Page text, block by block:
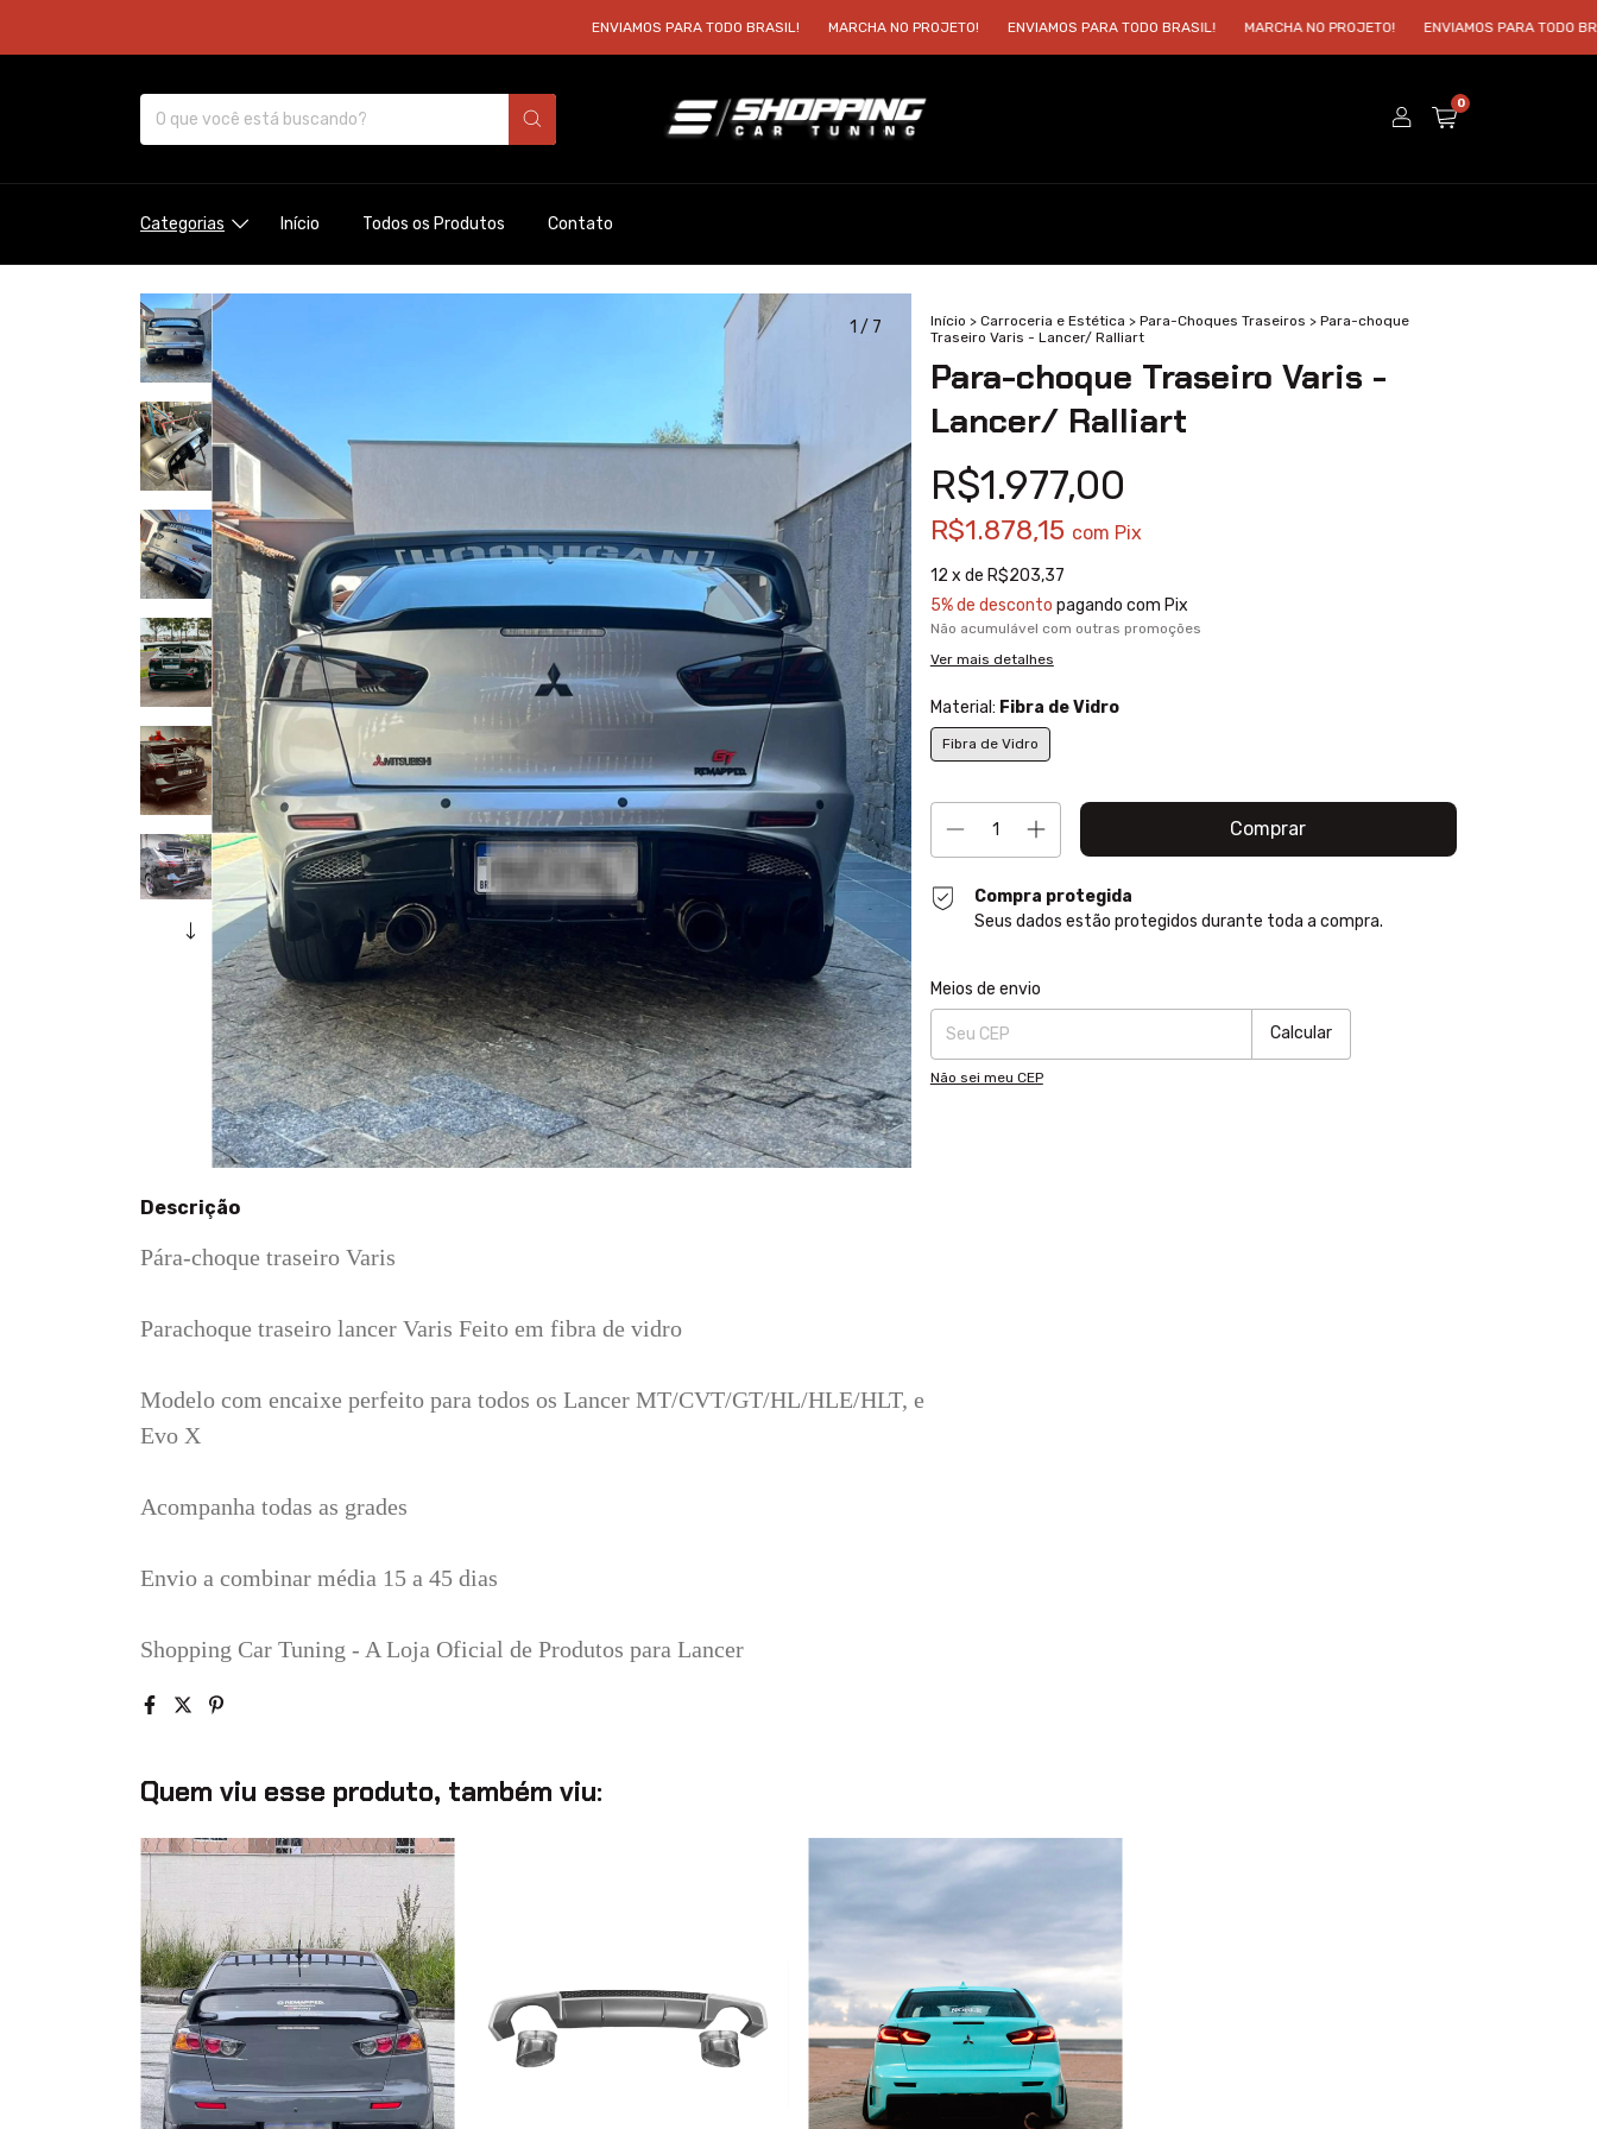
ENVIAMOS PARA TODO BRASIL! MARCHA NO PROJETO! ENVIAMOS PARA TODO BRASIL! MARCHA NO PROJETO! ENVIAMOS PARA TODO BRASIL!
0
Categorias Início Todos os Produtos Contato
1 / 7 Início > Carroceria e Estética > Para-Choques Traseiros > Para-choque
Traseiro Varis - Lancer/ Ralliart
Para-choque Traseiro Varis -
Lancer/ Ralliart
R$1.977,00
R$1.878,15 com Pix
12 x de R$203,37
5% de desconto pagando com Pix
Não acumulável com outras promoções
Ver mais detalhes
Material: Fibra de Vidro
Fibra de Vidro
Compra protegida
Seus dados estão protegidos durante toda a compra.
Entregas para o CEP:
Meios de envio
Calcular
Não sei meu CEP
Descrição
Pára-choque traseiro Varis
Parachoque traseiro lancer Varis Feito em fibra de vidro
Modelo com encaixe perfeito para todos os Lancer MT/CVT/GT/HL/HLE/HLT, e
Evo X
Acompanha todas as grades
Envio a combinar média 15 a 45 dias
Shopping Car Tuning - A Loja Oficial de Produtos para Lancer
Quem viu esse produto, também viu: